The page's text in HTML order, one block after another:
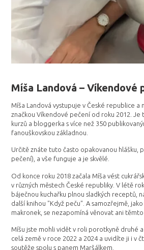
Míša Landová – Víkendové
Míša Landová vystupuje v České republice a
značkou Víkendové pečení od roku 2012.
kurzů a bloggerka s více než 350
fanouškovskou základnou.
Určitě znáte tuto často opakovanou hlášku,
pečení), a vše funguje a je skvělé.
Od konce roku 2018 začala Míša vést
v různých městech České republiky. V létě
báječnou kuchařku plnou sladkých receptů,
další knihou "Když peču". A samozřejmě,
makronek, se nezapomíná věnovat ani
Míšu jste mohli vidět v roli porotkyně druhé
celá země v roce 2022 a 2024 a uvidíte ji i v
soutěže spolu s panem Maršálkem.